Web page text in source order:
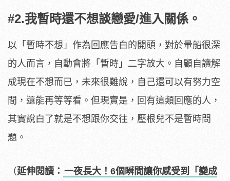
#2.我暫時還不想談戀愛/進入關係。
以「暫時不想」作為回應告白的開頭，對於暈船很深
的人而言，自動會將「暫時」二字放大。自顧自讀解
成現在不想而已，未來很難說，自己還可以有努力空
間，還能再等等看。但現實是，回有這類回應的人，
其實說白了就是不想跟你交往，壓根兒不是暫時問
題。
（延伸閱讀： 一夜長大！6個瞬間讓你感受到「變成